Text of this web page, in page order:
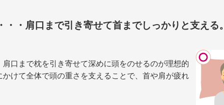
・肩口まで引き寄せて首までしっかりと支える。
口まで枕を引き寄せて深めに頭をのせるのが理想的
けて全体で頭の重さを支えることで、首や肩が疲れ